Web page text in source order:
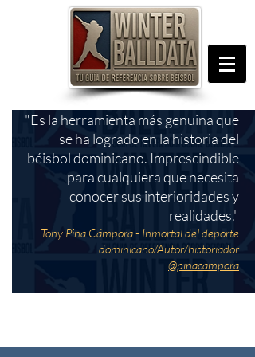
"Es la herramienta más genuina que
se ha logrado en la historia del
béisbol dominicano. Imprescindible
para cualquiera que necesita
conocer sus interioridades y
realidades."
Tony Piña Cámpora - Inmortal del deporte
dominicano/Autor/historiador
@pinacampora